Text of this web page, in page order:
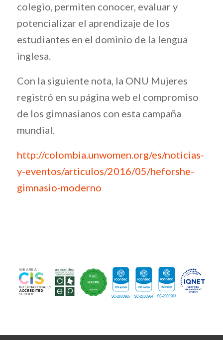
colegio, permiten conocer, evaluar y
potencializar el aprendizaje de los
estudiantes en el dominio de la lengua
inglesa.
Con la siguiente nota, la ONU Mujeres
registró en su página web el compromiso
de los gimnasianos con esta campaña
mundial.
http://colombia.unwomen.org/es/noticias-
y-eventos/articulos/2016/05/heforshe-
gimnasio-moderno